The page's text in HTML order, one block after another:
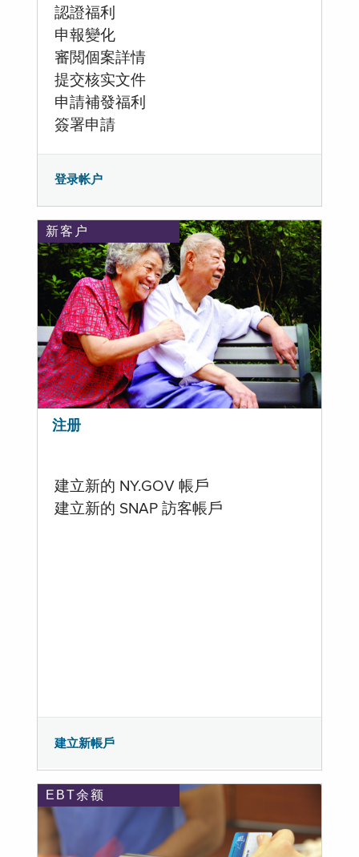
認證福利
申報變化
審閲個案詳情
提交核实文件
申請補發福利
簽署申請
登录帐户
新客户
注册
建立新的 NY.GOV 帳戶
建立新的 SNAP 訪客帳戶
建立新帳戶
EBT余额